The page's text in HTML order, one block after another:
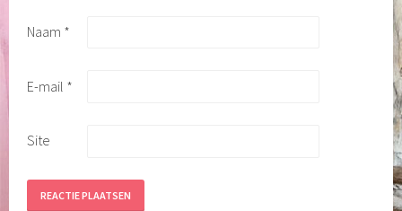
Naam *
E-mail *
Site